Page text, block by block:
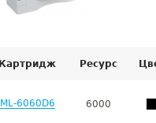
Картридж Ресурс
ML-6060D6 6000